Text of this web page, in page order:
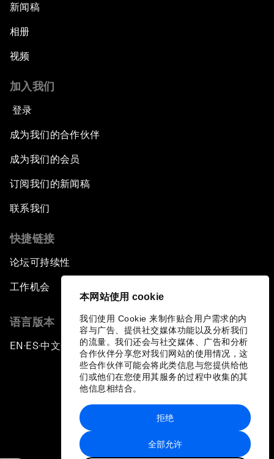
本网站使用 cookie
我们使用 Cookie 来制作贴合用户需求的内
容与广告、提供社交媒体功能以及分析我们
的流量。我们还会与社交媒体、广告和分析
合作伙伴分享您对我们网站的使用情况，这
些合作伙伴可能会将此类信息与您提供给他
们或他们在您使用其服务的过程中收集的其
他信息相结合。
全部允许
拒绝
新闻稿
相册
视频
加入我们
登录
成为我们的合作伙伴
成为我们的会员
订阅我们的新闻稿
联系我们
快捷链接
论坛可持续性
工作机会
语言版本
EN ▪ ES▪中文▪ 日本語
站点地图